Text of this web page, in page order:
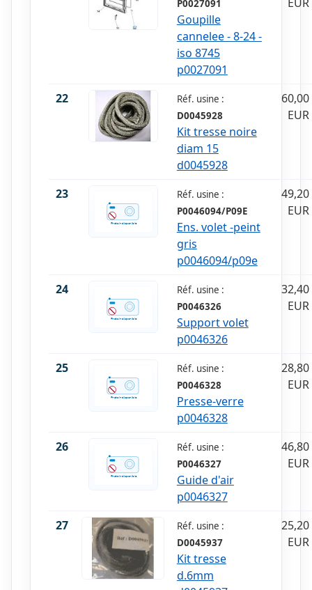
P0027091
Goupille
cannelee - 8-24 -
iso 8745
p0027091
22
Réf. usine :
D0045928
Kit tresse noire
diam 15
d0045928
60,00
EUR
23
Réf. usine :
P0046094/P09E
Ens. volet -peint
gris
p0046094/p09e
49,20
EUR
24
Réf. usine :
P0046326
Support volet
p0046326
32,40
EUR
25
Réf. usine :
P0046328
Presse-verre
p0046328
28,80
EUR
26
Réf. usine :
P0046327
Guide d'air
p0046327
46,80
EUR
27
Réf. usine :
D0045937
Kit tresse
d.6mm
25,20
EUR